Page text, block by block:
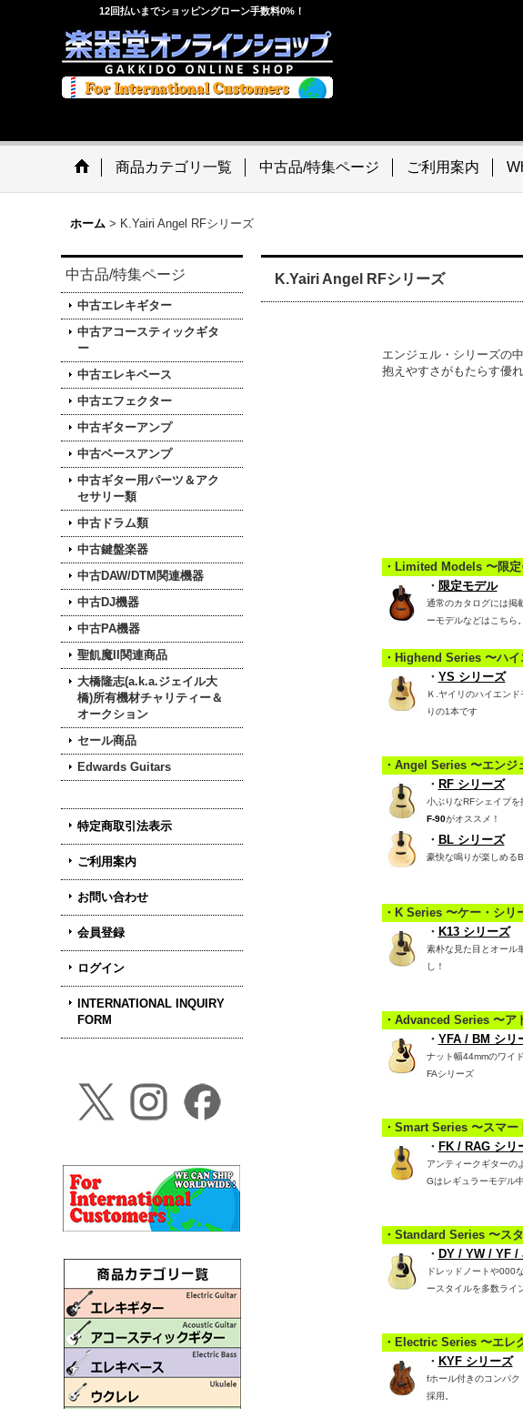
12回払いまでショッピングローン手数料0%！
商品カテゴリ一覧 中古品/特集ページ ご利用案内
ホーム > K.Yairi Angel RFシリーズ
中古品/特集ページ
中古エレキギター
中古アコースティックギタ
ー
中古エレキベース
中古エフェクター
中古ギターアンプ
中古ベースアンプ
中古ギター用パーツ＆アク
セサリー類
中古ドラム類
中古鍵盤楽器
中古DAW/DTM関連機器
中古DJ機器
中古PA機器
聖飢魔II関連商品
大橋隆志(a.k.a.ジェイル大
橋)所有機材チャリティー＆
オークション
セール商品
Edwards Guitars
特定商取引法表示
ご利用案内
お問い合わせ
会員登録
ログイン
INTERNATIONAL INQUIRY
FORM
K.Yairi Angel RFシリーズ
エンジェル・シリーズの
抱えやすさがもたらす優
・Limited Models 〜限定
・ 限定モデル
通常のカタログには掲
ーモデルなどはこちら。
・Highend Series 〜ハ
・ YS シリーズ
Ｋ.ヤイリのハイエン
りの1本です
・Angel Series 〜エンジ
・ RF シリーズ
小ぶりなRFシェイプを
F-90がオススメ！
・ BL シリーズ
豪快な鳴りが楽しめる
・K Series 〜ケー・シリ
・ K13 シリーズ
素朴な見た目とオール
し！
・Advanced Series 〜ア
・ YFA / BM シリ
ナット幅44mmのワイ
FAシリーズ
・Smart Series 〜スマー
・ FK / RAG シリ
アンティークギターの
Gはレギュラーモデル
・Standard Series 〜ス
・ DY / YW / YF /
ドレッドノートや000
ースタイルを多数ライ
・Electric Series 〜エレ
・ KYF シリーズ
fホール付きのコンパ
採用。